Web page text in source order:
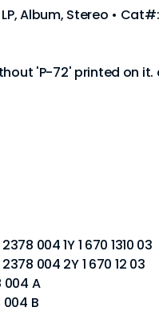
Album, Stereo •
'P-72' printed on
004 1Y 1 670 1310 03
004 2Y 1 670 12 03
004 A
B